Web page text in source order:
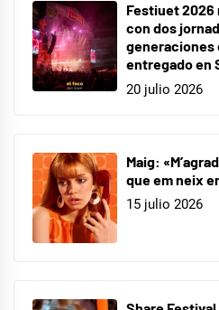
Festiuet 2026
con dos
generaciones
entregado en
20 julio 2026
Maig:
que em neix
15 julio 2026